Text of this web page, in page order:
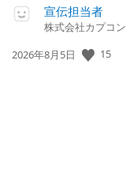
宣伝担当者
株式会社カプコン
公
2026年8月5日 15